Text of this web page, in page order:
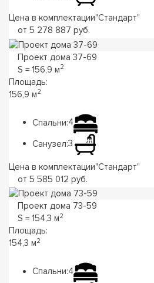
Цена в комплектации"Стандарт"
от 5 278 887 руб.
Проект дома 37-69
S = 156,9 м2
Площадь:
156,9 м2
Спальни:4
Санузел:3
Цена в комплектации"Стандарт"
от 5 585 012 руб.
Проект дома 73-59
S = 154,3 м2
Площадь:
154,3 м2
Спальни:4